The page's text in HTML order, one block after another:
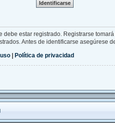
debe estar registrado. Registrarse
Antes de identificarse asegúrese
| Política de privacidad